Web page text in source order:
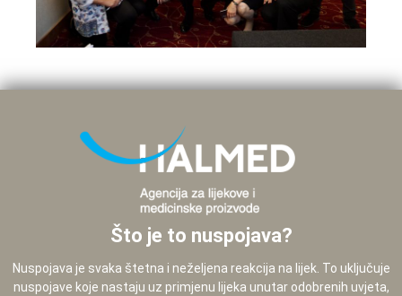
Što je to nuspojava?
Nuspojava je svaka štetna i neželjena reakcija na lijek. To uključuje
nuspojave koje nastaju uz primjenu lijeka unutar odobrenih uvjeta,